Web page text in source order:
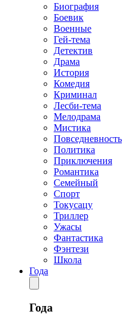
Биография
Боевик
Военные
Гей-тема
Детектив
Драма
История
Комедия
Криминал
Лесби-тема
Мелодрама
Мистика
Повседневность
Политика
Приключения
Романтика
Семейный
Спорт
Токусацу
Триллер
Ужасы
Фантастика
Фэнтези
Школа
Года
Года